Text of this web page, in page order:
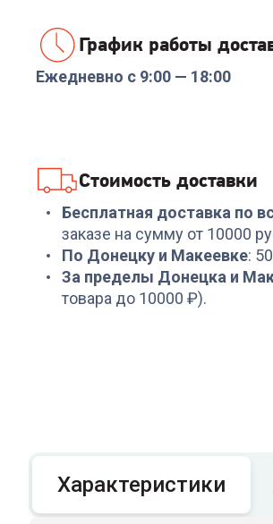
Код:00-00013934
10/100/1000BASE-
TX/SFP/4g ready белый
15 999
График работы
Ежедневно с 9:00 — 18:00
Стоимость доставки
Бесплатная доставка по
заказе на сумму от 10000
По Донецку и Макеевке:
За пределы Донецка и
товара до 10000 ₽).
Характеристики